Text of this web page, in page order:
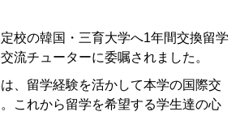
校の韓国・三育大学へ1年間交換留学
流チューターに委嘱されました。
、留学経験を活かして本学の国際交
これから留学を希望する学生達の心